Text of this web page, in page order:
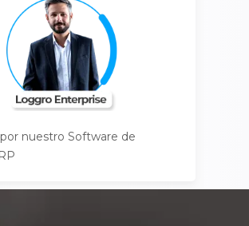
nuestro Software de